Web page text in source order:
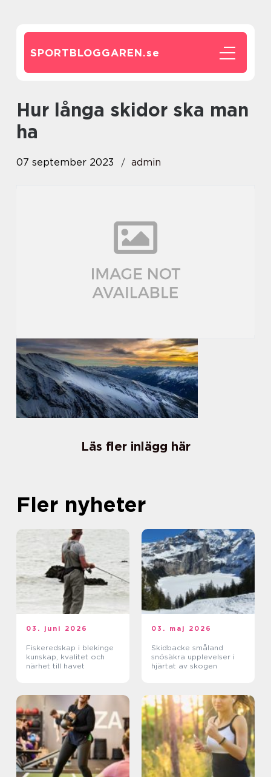
SPORTBLOGGAREN.se
hur långa skidor ska man
ha
07 september 2023 admin
Läs fler inlägg här
Fler nyheter
03. juni 2026
Fiskeredskap i blekinge
kunskap, kvalitet och
närhet till havet
03. maj 2026
Skidbacke småland
snösäkra upplevelser i
hjärtat av skogen